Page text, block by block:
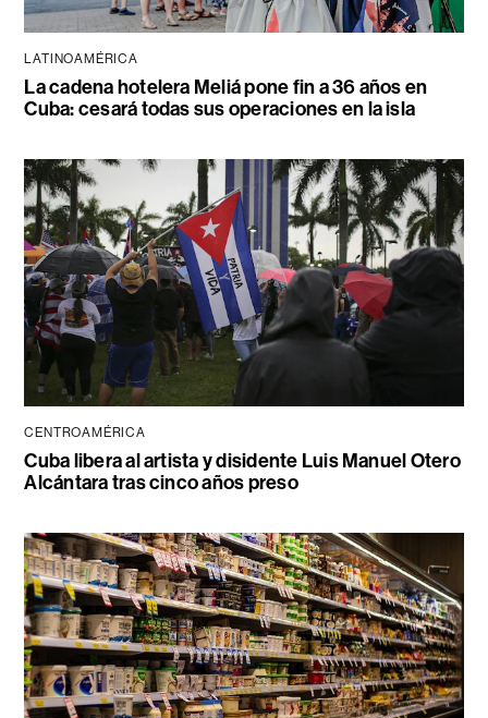
LATINOAMÉRICA
La cadena hotelera Meliá pone fin a 36 años en
Cuba: cesará todas sus operaciones en la isla
CENTROAMÉRICA
Cuba libera al artista y disidente Luis Manuel Otero
Alcántara tras cinco años preso